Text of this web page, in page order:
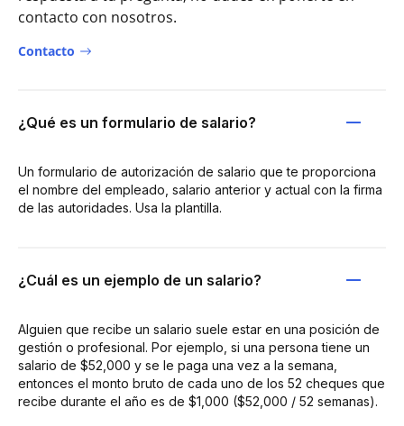
contacto con nosotros.
Contacto
¿Qué es un formulario de salario?
Un formulario de autorización de salario que te proporciona
el nombre del empleado, salario anterior y actual con la firma
de las autoridades. Usa la plantilla.
¿Cuál es un ejemplo de un salario?
Alguien que recibe un salario suele estar en una posición de
gestión o profesional. Por ejemplo, si una persona tiene un
salario de $52,000 y se le paga una vez a la semana,
entonces el monto bruto de cada uno de los 52 cheques que
recibe durante el año es de $1,000 ($52,000 / 52 semanas).